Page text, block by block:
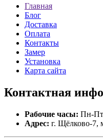
Главная
Блог
Доставка
Оплата
Контакты
Замер
Установка
Карта сайта
Контактная
Рабочие часы: Пн-
Адрес: г. Щёлково-7,